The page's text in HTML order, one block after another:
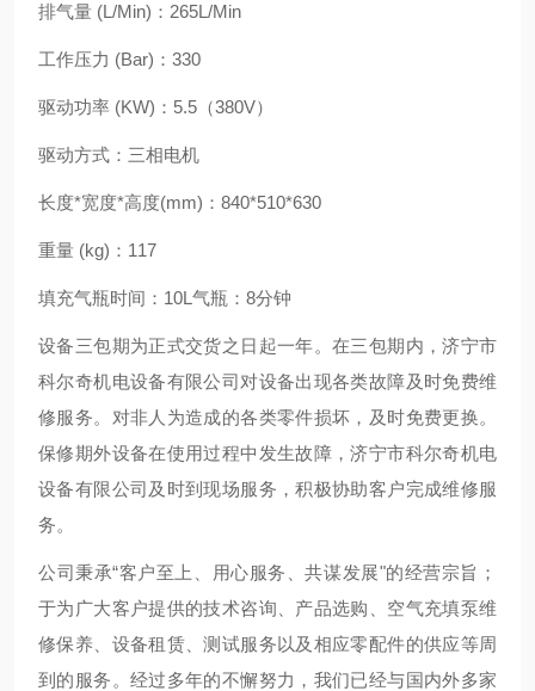
排气量 (L/Min)：265L/Min
工作压力 (Bar)：330
驱动功率 (KW)：5.5（380V）
驱动方式：三相电机
长度*宽度*高度(mm)：840*510*630
重量 (kg)：117
填充气瓶时间：10L气瓶：8分钟
设备三包期为正式交货之日起一年。在三包期内，济宁市
科尔奇机电设备有限公司对设备出现各类故障及时免费维
修服务。对非人为造成的各类零件损坏，及时免费更换。
保修期外设备在使用过程中发生故障，济宁市科尔奇机电
设备有限公司及时到现场服务，积极协助客户完成维修服
务。
公司秉承“客户至上、用心服务、共谋发展"的经营宗旨；
于为广大客户提供的技术咨询、产品选购、空气充填泵维
修保养、设备租赁、测试服务以及相应零配件的供应等周
到的服务。经过多年的不懈努力，我们已经与国内外多家